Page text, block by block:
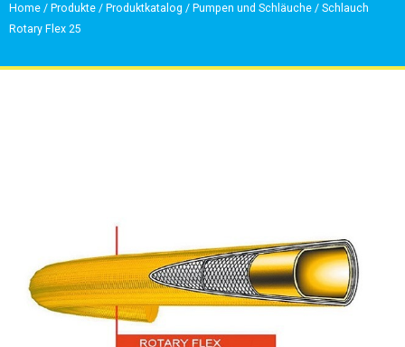
Home / Produkte / Produktkatalog / Pumpen und Schläuche / Schlauch
Rotary Flex 25